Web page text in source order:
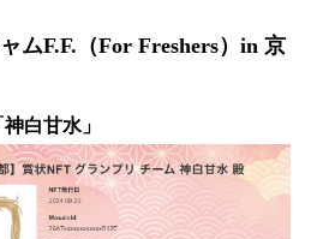
ムF.F.（For Freshers）in 京
神白甘水」